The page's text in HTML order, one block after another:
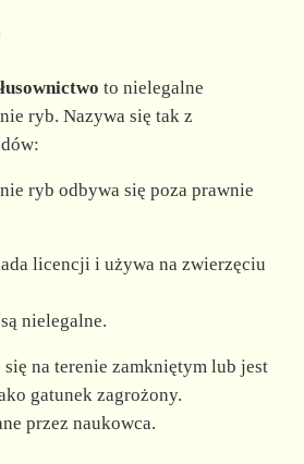
to nielegalne
ryb. Nazywa się tak z
ryb odbywa się poza prawnie
licencji i używa na zwierzęciu
nielegalne.
na terenie zamkniętym lub jest
gatunek zagrożony.
przez naukowca.